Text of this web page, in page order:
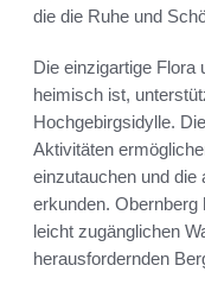
die die Ruhe und
Die einzigartige Flora
heimisch ist,
Hochgebirgsidylle.
Aktivitäten
einzutauchen und die
erkunden. Obernberg
leicht zugänglichen
herausfordernden